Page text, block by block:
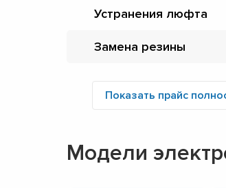
Устранения люфта
Замена резины
Показать прайс
Модели